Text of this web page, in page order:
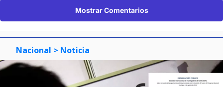
Mostrar Comentarios
Nacional > Noticia